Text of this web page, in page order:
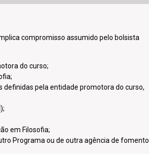
compromisso assumido pelo bolsista
do curso;
pela entidade promotora do curso,
em Filosofia;
Programa ou de outra agência de fomento